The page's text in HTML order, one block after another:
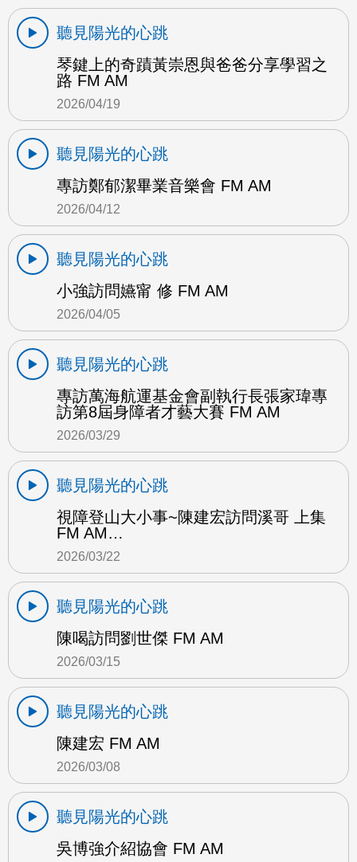
聽見陽光的心跳
琴鍵上的奇蹟黃崇恩與爸爸分享學習之
路 FM AM
2026/04/19
聽見陽光的心跳
專訪鄭郁潔畢業音樂會 FM AM
2026/04/12
聽見陽光的心跳
小強訪問嬿甯 修 FM AM
2026/04/05
聽見陽光的心跳
專訪萬海航運基金會副執行長張家瑋專
訪第8屆身障者才藝大賽 FM AM
2026/03/29
聽見陽光的心跳
視障登山大小事~陳建宏訪問溪哥 上集
FM AM…
2026/03/22
聽見陽光的心跳
陳喝訪問劉世傑 FM AM
2026/03/15
聽見陽光的心跳
陳建宏 FM AM
2026/03/08
聽見陽光的心跳
吳博強介紹協會 FM AM